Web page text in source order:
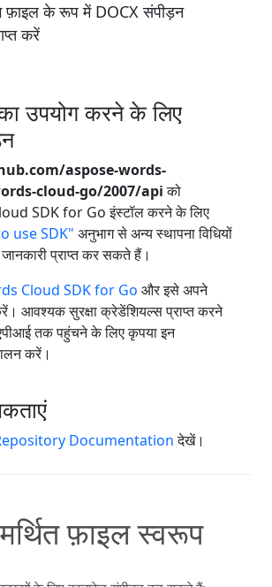
के रूप में DOCX संपीड़न
करें
उपयोग करने के लिए
aspose-words-
cloud-go/2007/apiको
SDK for Go इंस्टॉल करने के लिए
use SDK" अनुभाग से अन्य स्थापना विधियों
प्राप्त कर सकते हैं।
Cloud SDK for Go और इसे अपने
आवश्यक सुरक्षा क्रेडेंशियल्स प्राप्त करने
तक पहुंचने के लिए कृपया इन
करें।
Documentationदेखें।
फ़ाइल स्वरूप